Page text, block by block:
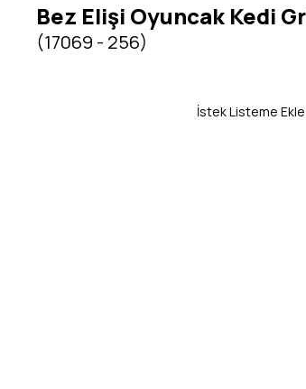
Bez Elişi Oyuncak Kedi
(17069 - 256)
İstek Listeme Ekle